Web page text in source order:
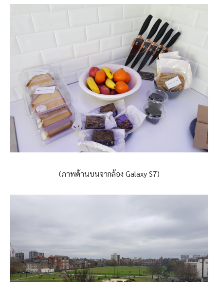
(ภาพด้านบนจากล้อง Galaxy S7)